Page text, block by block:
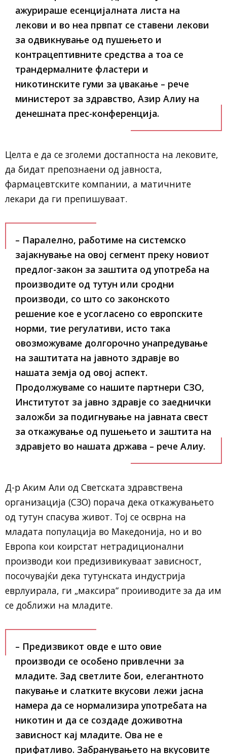
ажурираше есенцијалната листа на
лекови и во неа првпат се ставени лекови
за одвикнување од пушењето и
контрацептивните средства а тоа се
трандермалните фластери и
никотинските гуми за џвакање – рече
министерот за здравство, Азир Алиу на
денешната прес-конференција.
Целта е да се зголеми достапноста на лековите,
да бидат препознаени од јавноста,
фармацевтските компании, а матичните
лекари да ги препишуваат.
– Паралелно, работиме на системско
зајакнување на овој сегмент преку новиот
предлог-закон за заштита од употреба на
производите од тутун или сродни
производи, со што со законското
решение кое е усогласено со европските
норми, тие регулативи, исто така
овозможуваме долгорочно унапредување
на заштитата на јавното здравје во
нашата земја од овој аспект.
Продолжуваме со нашите партнери СЗО,
Институтот за јавно здравје со заеднички
заложби за подигнување на јавната свест
за откажување од пушењето и заштита на
здравјето во нашата држава – рече Алиу.
Д-р Аким Али од Светската здравствена
организација (СЗО) порача дека откажувањето
од тутун спасува живот. Тој се осврна на
младата популација во Македонија, но и во
Европа кои коирстат нетрадиционални
производи кои предизивикуваат зависност,
посочувајќи дека тутунската индустрија
еврлуирала, ги „максира“ проииводите за да им
се доближи на младите.
– Предизвикот овде е што овие
производи се особено привлечни за
младите. Зад светлите бои, елегантното
пакување и слатките вкусови лежи јасна
намера да се нормализира употребата на
никотин и да се создаде доживотна
зависност кај младите. Ова не е
прифатливо. Забранувањето на вкусовите